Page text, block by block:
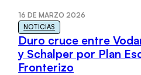
16 DE MARZO 2026
NOTICIAS
Duro cruce entre
y Schalper por Plan
Fronterizo